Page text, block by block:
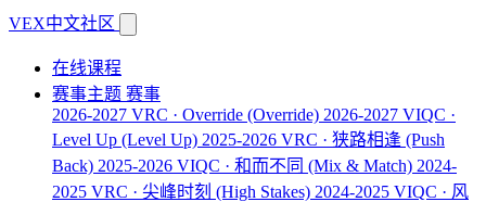
VEX中文社区
在线课程
赛事主题 赛事
2026-2027 VRC · Override (Override) 2026-2027 VIQC ·
Level Up (Level Up) 2025-2026 VRC · 狭路相逢 (Push
Back) 2025-2026 VIQC · 和而不同 (Mix & Match) 2024-
2025 VRC · 尖峰时刻 (High Stakes) 2024-2025 VIQC · 风